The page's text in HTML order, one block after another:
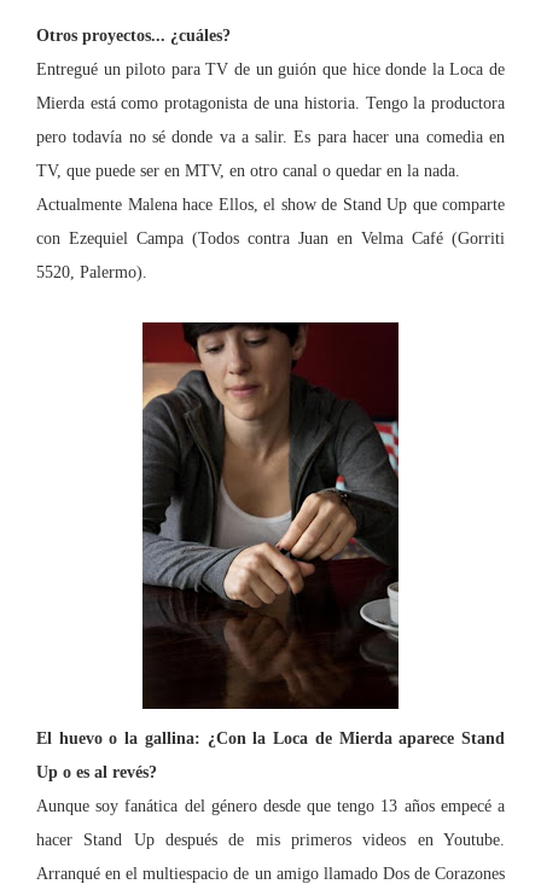
Otros proyectos... ¿cuáles?
Entregué un piloto para TV de un guión que hice donde la Loca de
Mierda está como protagonista de una historia. Tengo la productora
pero todavía no sé donde va a salir. Es para hacer una comedia en
TV, que puede ser en MTV, en otro canal o quedar en la nada.
Actualmente Malena hace Ellos, el show de Stand Up que comparte
con Ezequiel Campa (Todos contra Juan en Velma Café (Gorriti
5520, Palermo).
El huevo o la gallina: ¿Conla Loca de Mierda aparece Stand
Up o es al revés?
Aunque soy fanática del género desde que tengo 13 años empecé a
hacer Stand Up después de mis primeros videos en Youtube.
Arranqué en el multiespacio de un amigo llamado Dos de Corazones